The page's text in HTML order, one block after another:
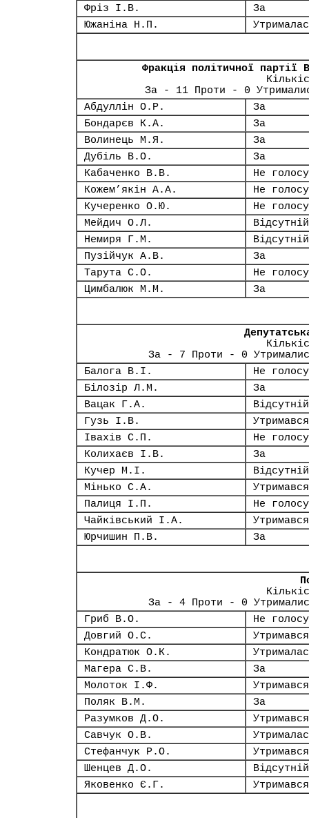
Фріз І.В.
За
Южаніна Н.П.
Фракція політичної партії
За - 11 Проти - 0
Абдуллін О.Р.
За
Бондарєв К.А.
За
Волинець М.Я.
За
Дубіль В.О.
За
Кабаченко В.В.
Не
Кожем’якін А.А.
Не
Кучеренко О.Ю.
Не
Мейдич О.Л.
Відсутній
Немиря Г.М.
Відсутній
Пузійчук А.В.
За
Тарута С.О.
Не
Цимбалюк М.М.
За
За - 7 Проти - 0
Балога В.І.
Не
Білозір Л.М.
За
Вацак Г.А.
Відсутній
Гузь І.В.
Утримався
Івахів С.П.
Не
Колихаєв І.В.
За
Кучер М.І.
Відсутній
Мінько С.А.
Утримався
Палиця І.П.
Не
Чайківський І.А.
Утримався
Юрчишин П.В.
За
За - 4 Проти - 0
Гриб В.О.
Не
Довгий О.С.
Утримався
Кондратюк О.К.
Магера С.В.
За
Молоток І.Ф.
Утримався
Поляк В.М.
За
Разумков Д.О.
Утримався
Савчук О.В.
Стефанчук Р.О.
Утримався
Шенцев Д.О.
Відсутній
Яковенко Є.Г.
Утримався